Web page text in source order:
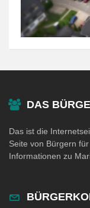
DAS
Das ist die
Seite von Bürgern
Informationen zu